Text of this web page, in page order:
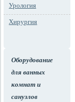
Урология
Хирургия
Оборудование
для ванных
комнат и
санузлов